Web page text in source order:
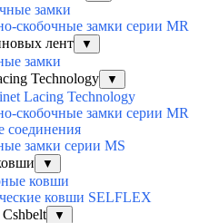
замки
скобочные замки серии MR
лент
▼
замки
Technology
▼
Lacing Technology
скобочные замки серии MR
соединения
замки серии MS
▼
ковши
ковши SELFLEX
▼